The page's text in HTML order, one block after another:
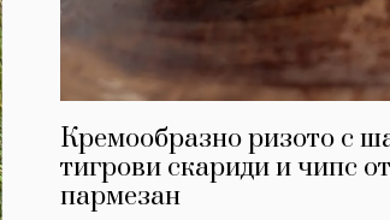
Кремообразно ризото с
тигрови скариди и чипс от
пармезан